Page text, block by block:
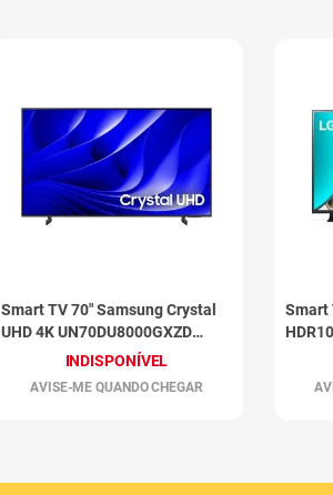
Smart TV 70" Samsung Crystal
UHD 4K UN70DU8000GXZD
INDISPONÍVEL
AVISE-ME QUANDO CHEGAR
Smart